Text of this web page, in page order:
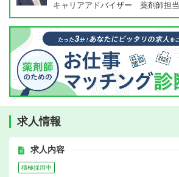
キャリアアドバイザー 薬剤師担当
求人情報
求人内容
積極採用中